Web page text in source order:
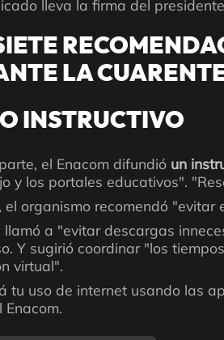
lleva la firma del
LA
INSTRUCTIVO
el Enacom difundió un
y los portales educativos".
el organismo recomendó
llamó a "evitar descargas
Y sugirió coordinar "los
virtual".
tu uso de internet usando las
Enacom.